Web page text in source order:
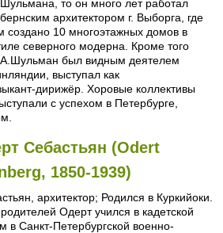
то он много лет работал
архитектором г. Выборга, где
создано 10 многоэтажных домов в
северного модерна. Кроме того
был видным деятелем
выступал как
дирижёр. Хоровые коллективы
с успехом в Петербурге,
Себастьян (Odert
1850-1939)
архитектор; Родился в Куркийоки.
Одерт учился в кадетской
в Санкт-Петербургской военно-